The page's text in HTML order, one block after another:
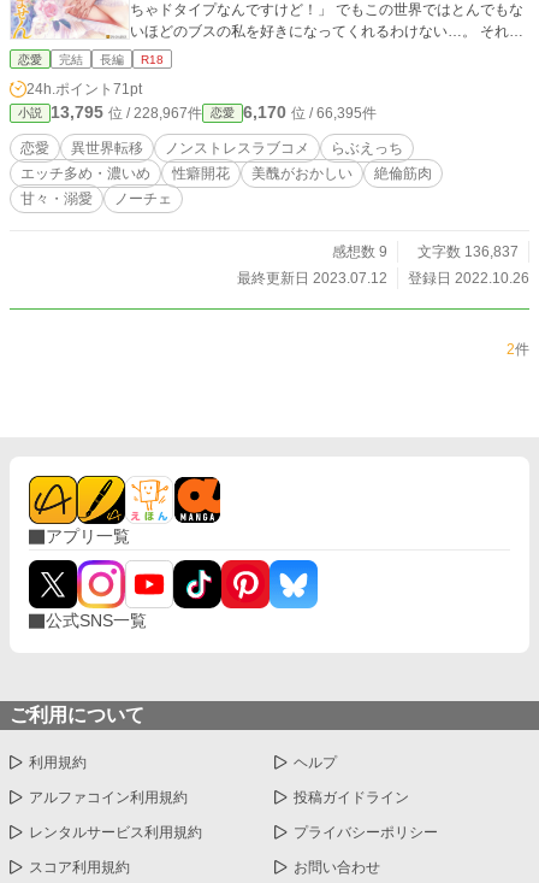
ちゃドタイプなんですけど！」 でもこの世界ではとんでもな
いほどのブスの私を好きになってくれるわけない…。 それな
らイケメン騎士団長様の推し活に専念しますか！ ―――――
して自分の性癖が目覚めてしまったガチムチ騎士団長様】 そ
んな２人の山なし谷なしイチャイチャエッチラブコメ。 ●ム
ーンライトノベルズで掲載していたものをより糖度高めに改
稿してます。 ●11/6本編完結しました。番外編はゆっくり投
稿します。 ●11/12番外編もすべて完結しました！ ●ノーチェ
ブックス様より書籍化します！
恋愛 完結 長編 R18
24h.ポイント 71pt
小説 13,795 位 / 228,967件 恋愛 6,170 位 / 66,395件
恋愛 異世界転移 ノンストレスラブコメ
らぶえっち
エッチ多め・濃いめ
性癖開花 美醜がおかしい
絶倫筋肉
甘々・溺愛
ノーチェ
感想数 9
文字数 136,837
最終更新日 2023.07.12
登録日 2022.10.26
2件
アプリ一覧
公式SNS一覧
ご利用について
利用規約 ヘルプ
アルファコイン利用規約 投稿ガイドライン
レンタルサービス利用規約 プライバシーポリシー
スコア利用規約 お問い合わせ